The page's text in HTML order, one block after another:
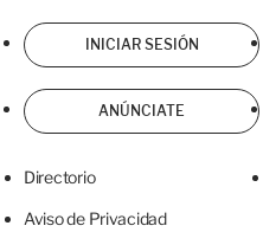
INICIAR SESIÓN
ANÚNCIATE
Directorio
Aviso de Privacidad